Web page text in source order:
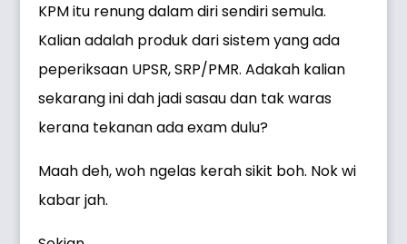
KPM itu renung dalam diri sendiri semula.
Kalian adalah produk dari sistem yang ada
peperiksaan UPSR, SRP/PMR. Adakah kalian
sekarang ini dah jadi sasau dan tak waras
kerana tekanan ada exam dulu?
Maah deh, woh ngelas kerah sikit boh. Nok wi
kabar jah.